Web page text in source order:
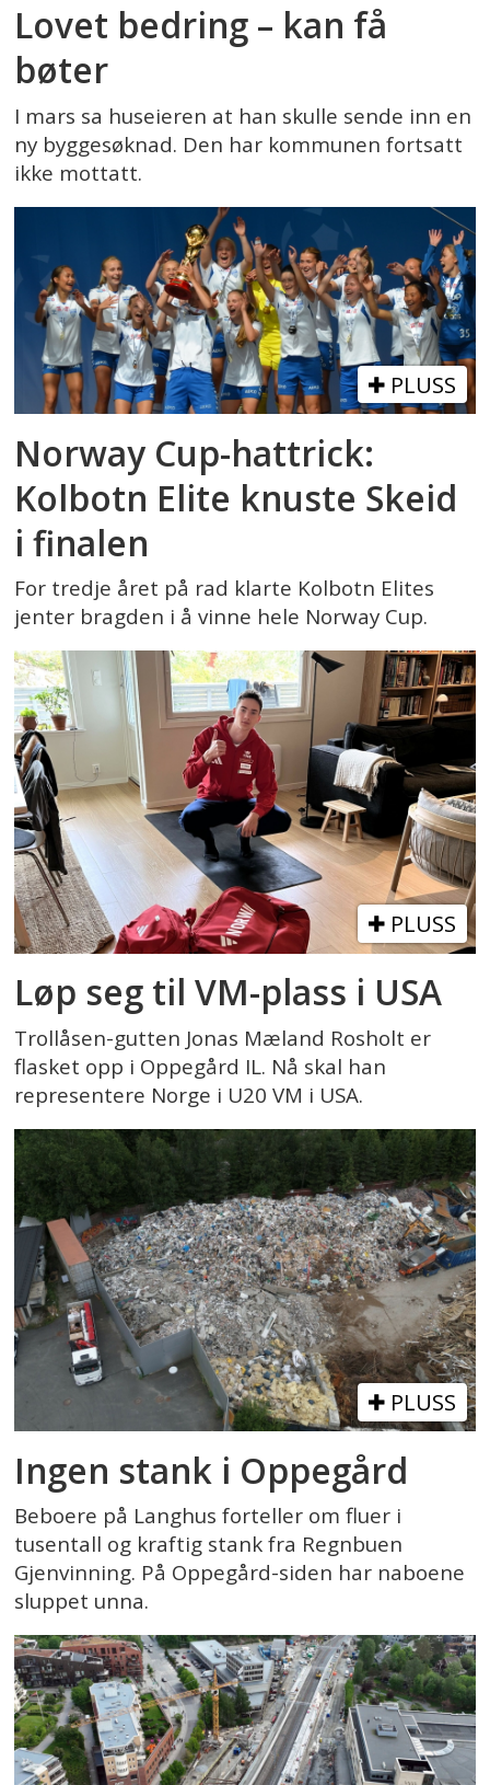
Lovet bedring – kan få
bøter
I mars sa huseieren at han skulle sende inn en
ny byggesøknad. Den har kommunen fortsatt
ikke mottatt.
PLUSS
Norway Cup-hattrick:
Kolbotn Elite knuste Skeid
i finalen
For tredje året på rad klarte Kolbotn Elites
jenter bragden i å vinne hele Norway Cup.
PLUSS
Løp seg til VM-plass i USA
Trollåsen-gutten Jonas Mæland Rosholt er
flasket opp i Oppegård IL. Nå skal han
representere Norge i U20 VM i USA.
PLUSS
Ingen stank i Oppegård
Beboere på Langhus forteller om fluer i
tusentall og kraftig stank fra Regnbuen
Gjenvinning. På Oppegård-siden har naboene
sluppet unna.